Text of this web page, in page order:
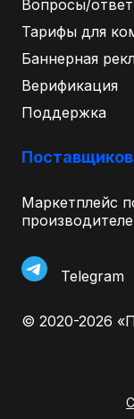
Вопросы/
Тарифы для
Баннерная
Верификация
Поддержка
Маркетплейс
Telegram
© 2020-2026